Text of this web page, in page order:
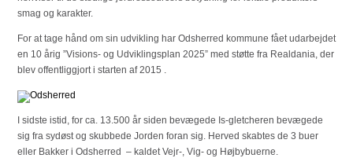
smag og karakter.
For at tage hånd om sin udvikling har Odsherred kommune fået udarbejdet
en 10 årig ”Visions- og Udviklingsplan 2025” med støtte fra Realdania, der
blev offentliggjort i starten af 2015 .
I sidste istid, for ca. 13.500 år siden bevægede Is-gletcheren bevægede
sig fra sydøst og skubbede Jorden foran sig. Herved skabtes de 3 buer
eller Bakker i Odsherred – kaldet Vejr-, Vig- og Højbybuerne.